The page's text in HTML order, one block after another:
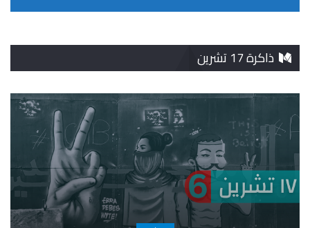
ذاكرة 17 تشرين